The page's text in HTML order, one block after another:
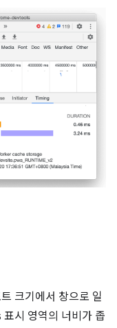
크기에서 창으로 일
시 영역의 너비가 좁